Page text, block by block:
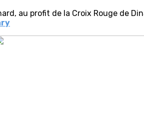
au profit de la Croix Rouge de